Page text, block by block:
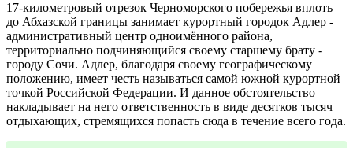
17-километровый отрезок Черноморского побережья вплоть
до Абхазской границы занимает курортный городок Адлер -
административный центр одноимённого района,
территориально подчиняющийся своему старшему брату -
городу Сочи. Адлер, благодаря своему географическому
положению, имеет честь называться самой южной курортной
точкой Российской Федерации. И данное обстоятельство
накладывает на него ответственность в виде десятков тысяч
отдыхающих, стремящихся попасть сюда в течение всего года.